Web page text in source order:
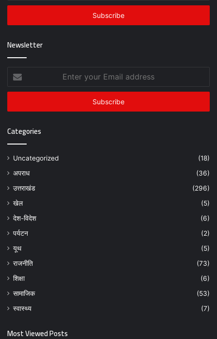
Email
Newsletter
your
Email
Categories
Uncategorized
(18)
अपराध
(36)
उत्तराखंड
(296)
खेल
(5)
देश-विदेश
(6)
पर्यटन
(2)
यूथ
(5)
राजनीति
(73)
शिक्षा
(6)
सामाजिक
(53)
स्वास्थ्य
(7)
Most Viewed Posts